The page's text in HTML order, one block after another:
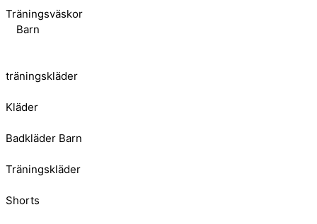
Träningsväskor
Barn
träningskläder
Kläder
Badkläder Barn
Träningskläder
Shorts